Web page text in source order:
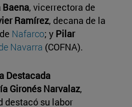
Baena, vicerrectora de
Ramírez, decana de la
Nafarco; y Pilar
Navarra (COFNA).
Destacada
Gironés Narvalaz,
destacó su labor